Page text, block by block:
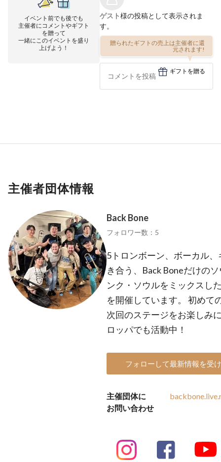
イベント前でも後でも
主催者にコメントやギフト
を贈って
一緒にこのイベントを盛り
上げよう！
ゲスト様の投稿として表示されま
す。
贈られたギフトの売上は主催者に還
元されます!
ギフトを贈る
主催者団体情報
Back Bone
フォロワー数：5
5トロンボーン、ボーカル
き合う、Back Boneだけの
ンク・ソウルをミックスし
を開催しています。 初めて
次回のステージをお楽しみ
ロッパでも活動中！
フォローして最新情報を受
主催団体に
お問い合わせ